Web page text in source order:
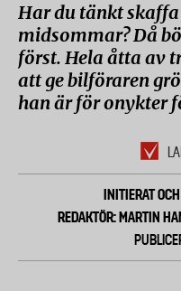
Har du tänkt
midsommar? Då
först. Hela åtta av
att ge bilföraren
han är för onykter
INITIERAT
REDAKTÖR: MARTIN